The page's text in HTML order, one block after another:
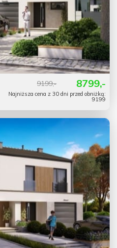
8799,-
9199,-
Najniższa cena z 30 dni przed obniżką:
9199